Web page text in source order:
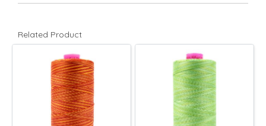
Related Product